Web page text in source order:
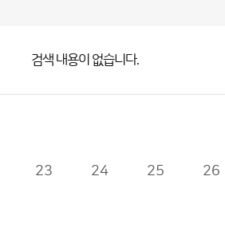
검색 내용이 없습니다.
23 24 25 26